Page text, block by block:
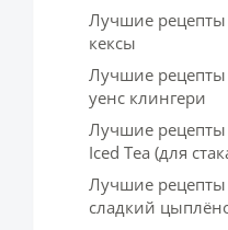
Лучшие
кексы
Лучшие
уенс клингери
Лучшие рецепты
Iced Tea (для
Лучшие рецепты
сладкий